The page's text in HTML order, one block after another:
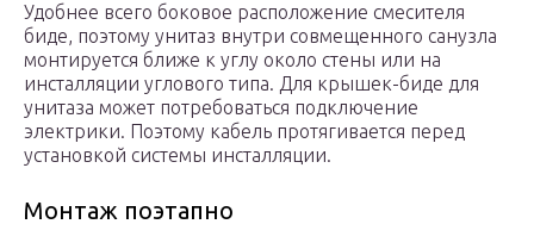
Удобнее всего боковое расположение смесителя
биде, поэтому унитаз внутри совмещенного санузла
монтируется ближе к углу около стены или на
инсталляции углового типа. Для крышек-биде для
унитаза может потребоваться подключение
электрики. Поэтому кабель протягивается перед
установкой системы инсталляции.
Монтаж поэтапно